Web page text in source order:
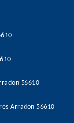
56610
Arradon 56610